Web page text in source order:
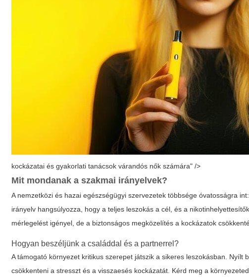
kockázatai és gyakorlati tanácsok várandós nők számára" />
Mit mondanak a szakmai irányelvek?
A nemzetközi és hazai egészségügyi szervezetek többsége óvatosságra
irányelv hangsúlyozza, hogy a teljes leszokás a cél, és a
mérlegelést igényel, de a biztonságos megközelítés a kockázatok
Hogyan beszéljünk a családdal és a partnerrel?
A támogató környezet kritikus szerepet játszik a sikeres leszokásban.
csökkenteni a stresszt és a visszaesés kockázatát. Kérd meg a